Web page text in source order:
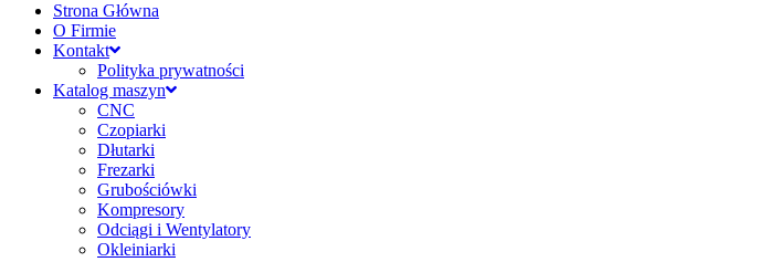
Strona Główna
O Firmie
Kontakt
Polityka prywatności
Katalog maszyn
CNC
Czopiarki
Dłutarki
Frezarki
Grubościówki
Kompresory
Odciągi i Wentylatory
Okleiniarki